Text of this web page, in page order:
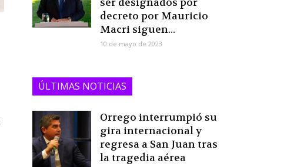
decreto por Mauricio
Macri siguen...
10 de mayo de 2023
ÚLTIMAS NOTICIAS
Orrego interrumpió su
gira internacional y
regresa a San Juan tras
la tragedia aérea